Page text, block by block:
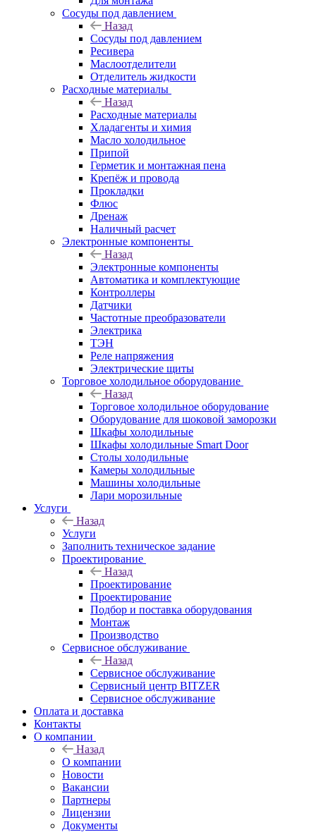
Сосуды под давлением
Назад
Сосуды под давлением
Ресивера
Маслоотделители
Отделитель жидкости
Расходные материалы
Назад
Расходные материалы
Хладагенты и химия
Масло холодильное
Припой
Герметик и монтажная пена
Крепёж и провода
Прокладки
Флюс
Дренаж
Наличный расчет
Электронные компоненты
Назад
Электронные компоненты
Автоматика и комплектующие
Контроллеры
Датчики
Частотные преобразователи
Электрика
ТЭН
Реле напряжения
Электрические щиты
Торговое холодильное оборудование
Назад
Торговое холодильное оборудование
Оборудование для шоковой заморозки
Шкафы холодильные
Шкафы холодильные Smart Door
Столы холодильные
Камеры холодильные
Машины холодильные
Лари морозильные
Услуги
Назад
Услуги
Заполнить техническое задание
Проектирование
Назад
Проектирование
Проектирование
Подбор и поставка оборудования
Монтаж
Производство
Сервисное обслуживание
Назад
Сервисное обслуживание
Сервисный центр BITZER
Сервисное обслуживание
Оплата и доставка
Контакты
О компании
Назад
О компании
Новости
Вакансии
Партнеры
Лицензии
Документы